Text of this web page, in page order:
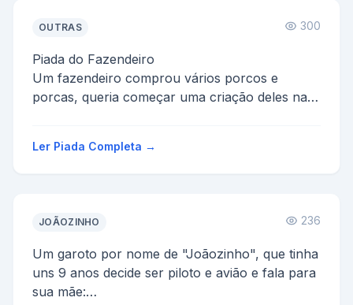
OUTRAS 300
Piada do Fazendeiro
Um fazendeiro comprou vários porcos e
porcas, queria começar uma criação deles na
Ler Piada Completa →
JOÃOZINHO 236
Um garoto por nome de "Joãozinho", que tinha
uns 9 anos decide ser piloto e avião e fala para
sua mãe: